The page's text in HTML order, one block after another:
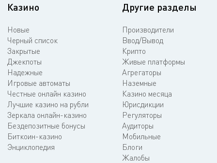
Казино
Новые
Черный список
Закрытые
Джекпоты
Надежные
Игровые автоматы
Честные онлайн казино
Лучшие казино на рубли
Зеркала онлайн-казино
Бездепозитные бонусы
Биткоин-казино
Энциклопедия
Другие разделы
Производители
Ввод/Вывод
Крипто
Живые платформы
Агрегаторы
Наземные
Казино месяца
Юрисдикции
Регуляторы
Аудиторы
Мобильные
Блоги
Жалобы